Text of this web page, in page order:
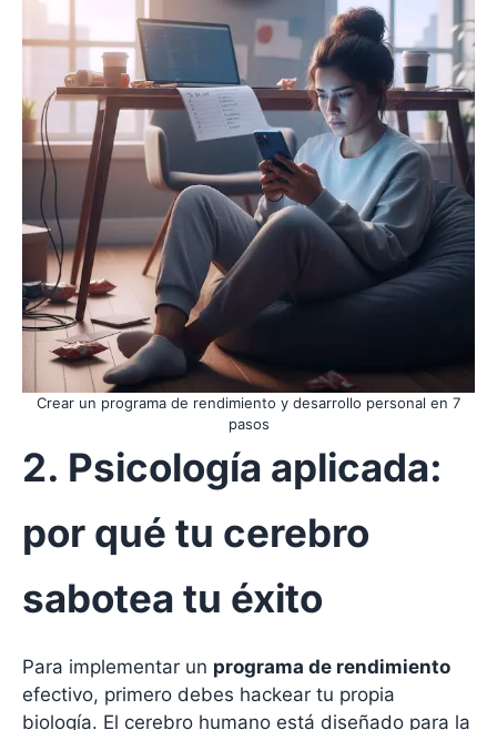
Crear un programa de rendimiento y desarrollo personal en 7
pasos
2. Psicología aplicada:
por qué tu cerebro
sabotea tu éxito
Para implementar un programa de rendimiento
efectivo, primero debes hackear tu propia
biología. El cerebro humano está diseñado para la